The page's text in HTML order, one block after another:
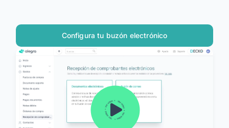
Alegra para Contadores
Alegra Calcula
Iniciar Sesión
Agendar Demo
Configura tu buzón electrónico